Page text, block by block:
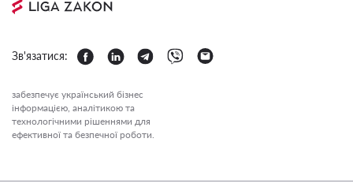
Зв'язатися:
забезпечує український бізнес
інформацією, аналітикою та
технологічними рішеннями для
ефективної та безпечної роботи.